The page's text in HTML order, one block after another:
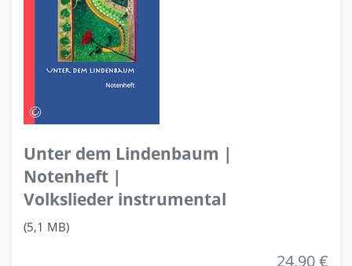
Unter dem Lindenbaum |
Notenheft |
Volkslieder instrumental
(5,1 MB)
24,90 €